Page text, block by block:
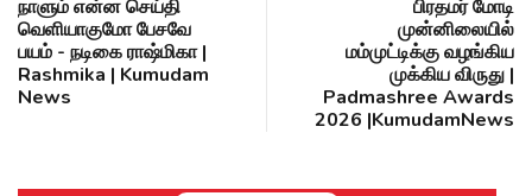
நாளும் என்ன செய்தி
வெளியாகுமோ பேசவே
பயம் - நடிகை ராஷ்மிகா |
Rashmika | Kumudam
News
பிரதமர் மோடி
முன்னிலையில்
மம்முட்டிக்கு வழங்கிய
முக்கிய விருது |
Padmashree Awards
2026 |KumudamNews